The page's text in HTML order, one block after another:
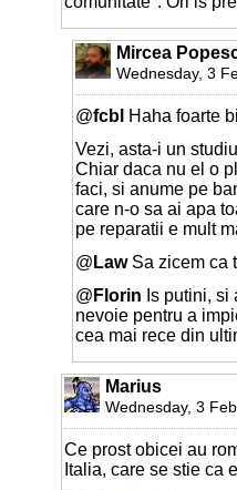
Mircea
Wednesday, 3
@fcbl Haha foarte
Vezi, asta-i un
Chiar daca nu el o
faci, si anume pe
care n-o sa ai apa
pe reparatii e mult
@ LawSa zicem ca
@ Florin Is putini,
nevoie pentru a
cea mai rece din
Marius
Wednesday, 3
Ce prost obicei au
Italia, care se stie ca